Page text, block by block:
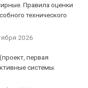
Правила оценки
технического
2026
первая
системы.